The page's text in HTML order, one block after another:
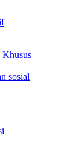
Khusus
sosial